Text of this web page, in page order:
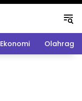
Ekonomi Olahraga